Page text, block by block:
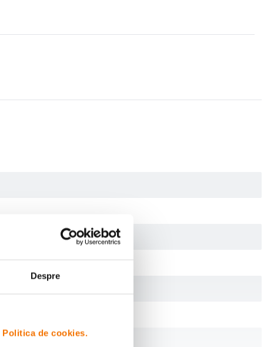
Despre
Politica de cookies.